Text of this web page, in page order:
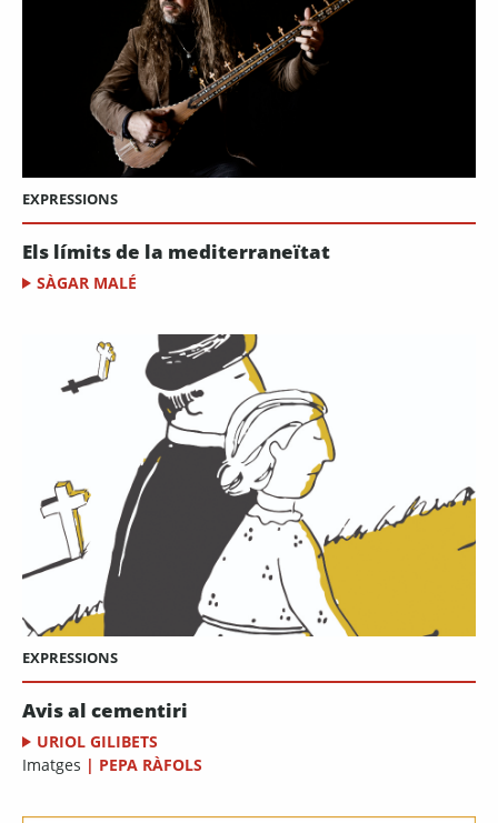
EXPRESSIONS
Els límits de la mediterraneïtat
SÀGAR MALÉ
EXPRESSIONS
Avis al cementiri
URIOL GILIBETS
Imatges | PEPA RÀFOLS